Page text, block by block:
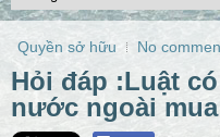
Quyền sở hữu No
Hỏi đáp :Luật
nước ngoài